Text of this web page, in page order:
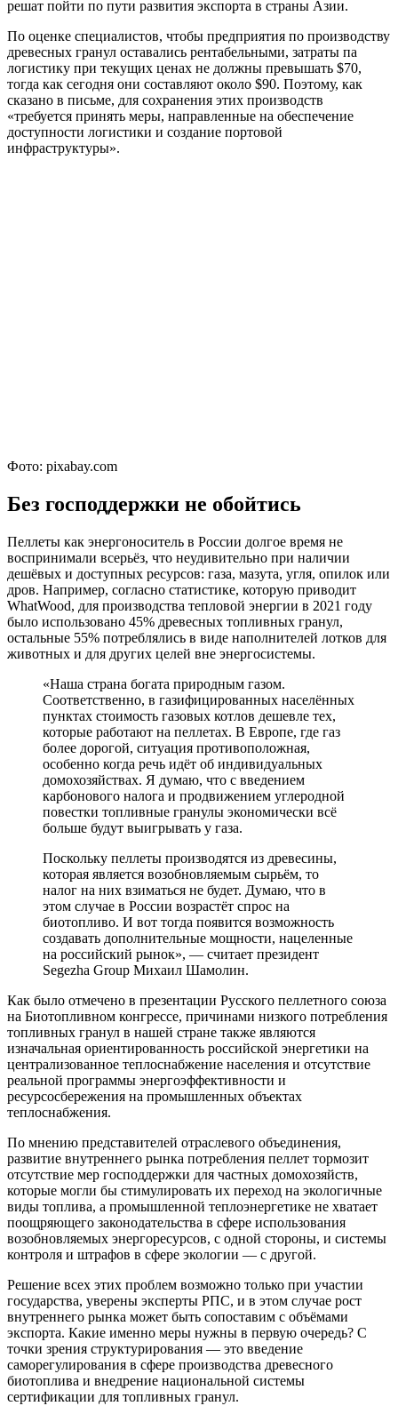
решат пойти по пути развития экспорта в страны Азии.
По оценке специалистов, чтобы предприятия по производству
древесных гранул оставались рентабельными, затраты па
логистику при текущих ценах не должны превышать $70,
тогда как сегодня они составляют около $90. Поэтому, как
сказано в письме, для сохранения этих производств
«требуется принять меры, направленные на обеспечение
доступности логистики и создание портовой
инфраструктуры».
Фото: pixabay.com
Без господдержки не обойтись
Пеллеты как энергоноситель в России долгое время не
воспринимали всерьёз, что неудивительно при наличии
дешёвых и доступных ресурсов: газа, мазута, угля, опилок или
дров. Например, согласно статистике, которую приводит
WhatWood, для производства тепловой энергии в 2021 году
было использовано 45% древесных топливных гранул,
остальные 55% потреблялись в виде наполнителей лотков для
животных и для других целей вне энергосистемы.
«Наша страна богата природным газом.
Соответственно, в газифицированных населённых
пунктах стоимость газовых котлов дешевле тех,
которые работают на пеллетах. В Европе, где газ
более дорогой, ситуация противоположная,
особенно когда речь идёт об индивидуальных
домохозяйствах. Я думаю, что с введением
карбонового налога и продвижением углеродной
повестки топливные гранулы экономически всё
больше будут выигрывать у газа.
Поскольку пеллеты производятся из древесины,
которая является возобновляемым сырьём, то
налог на них взиматься не будет. Думаю, что в
этом случае в России возрастёт спрос на
биотопливо. И вот тогда появится возможность
создавать дополнительные мощности, нацеленные
на российский рынок», — считает президент
Segezha Group Михаил Шамолин.
Как было отмечено в презентации Русского пеллетного союза
на Биотопливном конгрессе, причинами низкого потребления
топливных гранул в нашей стране также являются
изначальная ориентированность российской энергетики на
централизованное теплоснабжение населения и отсутствие
реальной программы энергоэффективности и
ресурсосбережения на промышленных объектах
теплоснабжения.
По мнению представителей отраслевого объединения,
развитие внутреннего рынка потребления пеллет тормозит
отсутствие мер господдержки для частных домохозяйств,
которые могли бы стимулировать их переход на экологичные
виды топлива, а промышленной теплоэнергетике не хватает
поощряющего законодательства в сфере использования
возобновляемых энергоресурсов, с одной стороны, и системы
контроля и штрафов в сфере экологии — с другой.
Решение всех этих проблем возможно только при участии
государства, уверены эксперты РПС, и в этом случае рост
внутреннего рынка может быть сопоставим с объёмами
экспорта. Какие именно меры нужны в первую очередь? С
точки зрения структурирования — это введение
саморегулирования в сфере производства древесного
биотоплива и внедрение национальной системы
сертификации для топливных гранул.